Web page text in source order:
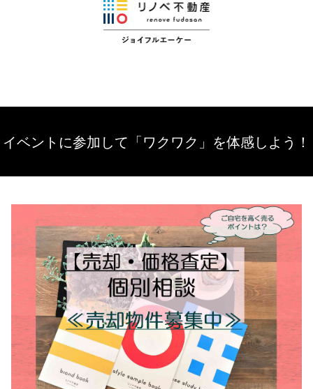
イベントに参加して「ワクワク」を体感しよう！